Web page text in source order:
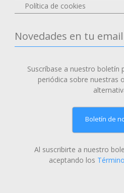
Política de cookies
Novedades en tu email
Suscríbase a nuestro boletín
periódica sobre nuestras
Boletín de
Al suscribirte a nuestro
aceptando los